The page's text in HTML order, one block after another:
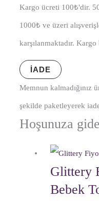
Kargo ücreti 100₺'dir.
1000₺ ve üzeri
karşılanmaktadır. Kargo
İADE
Memnun kalmadığınız
şekilde paketleyerek
Hoşunuza
Glittery
Bebek